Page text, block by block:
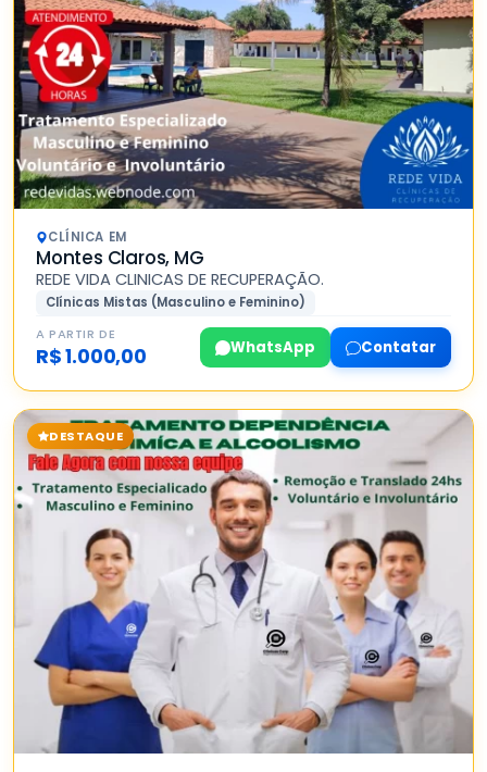
CLÍNICA EM
Montes Claros, MG
REDE VIDA CLINICAS DE RECUPERAÇÃO.
Clínicas Mistas (Masculino e Feminino)
A PARTIR DE
R$ 1.000,00 WhatsApp Contatar
DESTAQUE